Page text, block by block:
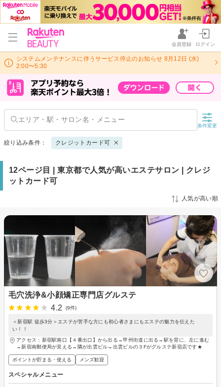
会員登録 ログイン
システムメンテナンスに伴うサービス停止のお知らせ 8月12日 (水)
2:00〜5:30
条件変更
絞り込み条件： クレジットカード可
12ページ目 | 東京都で人気が高いエステサロン | クレジ
ットカード可
人気が高い順
毛穴洗浄&小顔矯正専門店グルステ
4.2
(9件)
＜新宿駅 徒歩3分＞エステが苦手な方にも初心者さまにもエステの魅力を伝えた
い！！
アクセス：新宿駅南口【４番出口】から出る→甲州街道に出る→駅を背に、左に進む
→新宿南郵便局が見える→隣が出雲ビル→出雲ビルの３Fがグルステ新宿店です★
ポイントが貯まる・使える メンズ歓迎
スペシャルメニュー